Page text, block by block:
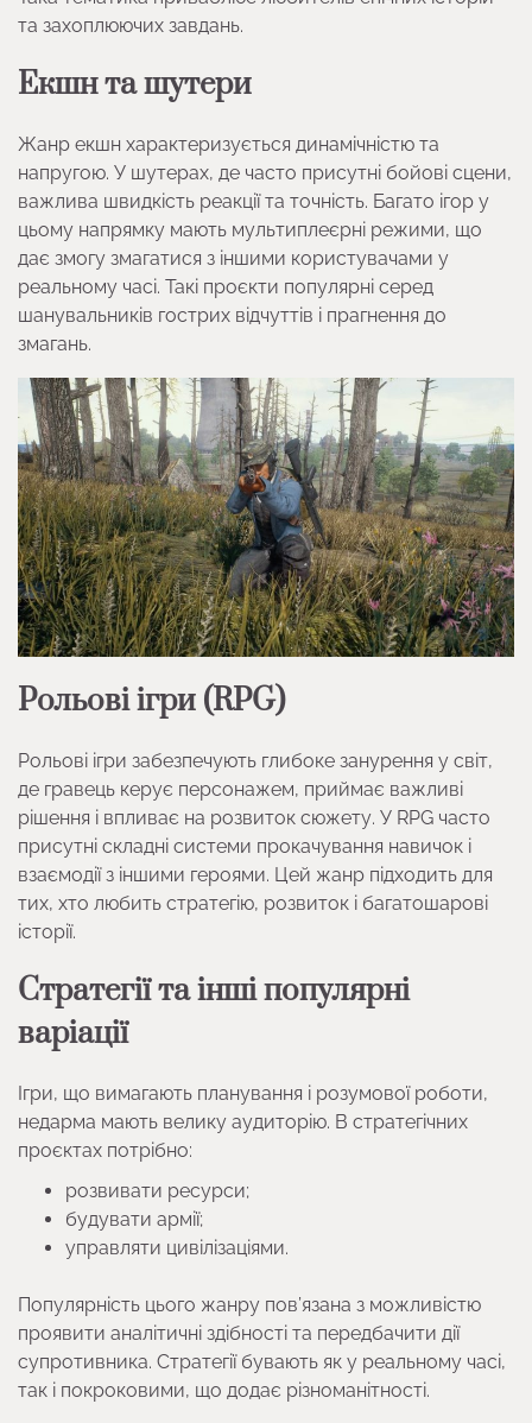
та захоплюючих завдань.
Екшн та шутери
Жанр екшн характеризується динамічністю та
напругою. У шутерах, де часто присутні бойові сцени,
важлива швидкість реакції та точність. Багато ігор у
цьому напрямку мають мультиплеєрні режими, що
дає змогу змагатися з іншими користувачами у
реальному часі. Такі проєкти популярні серед
шанувальників гострих відчуттів і прагнення до
змагань.
Рольові ігри (RPG)
Рольові ігри забезпечують глибоке занурення у світ,
де гравець керує персонажем, приймає важливі
рішення і впливає на розвиток сюжету. У RPG часто
присутні складні системи прокачування навичок і
взаємодії з іншими героями. Цей жанр підходить для
тих, хто любить стратегію, розвиток і багатошарові
історії.
Стратегії та інші популярні
варіації
Ігри, що вимагають планування і розумової роботи,
недарма мають велику аудиторію. В стратегічних
проєктах потрібно:
розвивати ресурси;
будувати армії;
управляти цивілізаціями.
Популярність цього жанру пов’язана з можливістю
проявити аналітичні здібності та передбачити дії
супротивника. Стратегії бувають як у реальному часі,
так і покроковими, що додає різноманітності.